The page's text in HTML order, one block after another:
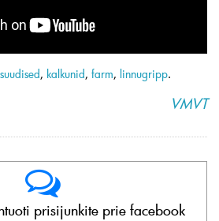
, kalkunid, farm, linnugripp.
VMVT
prisijunkite prie facebook